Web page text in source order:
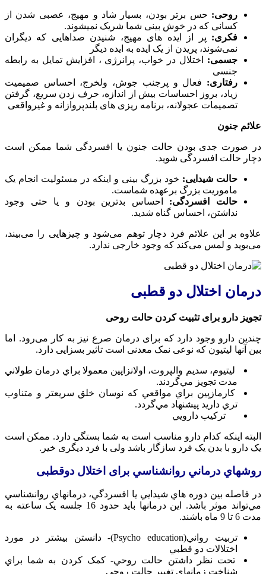
روحی: حس برتر بودن، بسیار شاد و مهیج، عصبی شدن از
کسانی که در خوش بینی شما شریک نمیشوند.
فکری: پر از ایده های مهیج، شنیدن صداهایی که دیگران
نمی‌شوند، پریدن از یک ایده به ایده دیگر
جسمی: اختلال در خواب، پرانرژی ، افزایش تمایل به رابطه
جنسی
رفتاری: فعال و پرجنب جوش، ولخرج، احساس صمیمیت
زیاد، بروز احساسات بیش از اندازه، حرف زدن سریع، گرفتن
تصمیمات عجولانه، برنامه ریزی های بلندپروازانه و غیرواقعی
علائم جنون
در صورت جدی بودن حالت جنون یا افسردگی شما ممکن است
دچار حالت افسردگی شوید.
حالت شیدایی: خود بزرگ بینی و اینکه در مسئولیت انجام یک
ماموریت بزرگ برعهده شماست.
حالت افسردگی: احساس بدترین بودن و یا حتی وجود
نداشتن، احساس گناه شدید.
علاوه بر این علائم فرد دچار توهم می‌شود و چیزهایی را می‌بیند،
می‌بوید و لمس می‌کند که وجود خارجی ندارد.
درمان اختلال دو قطبی
تجویز دارو برای تثبیت کردن حالت روحی
چندین دارو وجود دارد که برای درمان صرع نیز به کار می‌رود. اما
بین آنها لیتیون که نوعی نمک معدنی است تاثیر بسزایی دارد.
ليتيوم، سديم والپروت، اولانزاپين معمولا براي درمان طولاني
مدت تجويز مي‌گردند.
کارمازپين براي مواقعي که نوسان خلق سريعتر و متناوب
تري داريد پيشنهاد مي‌گردد.
ترکيب دارويي
البته اینکه کدام دارو مناسب است به شما بستگی دارد. ممکن است
یک دارو با بدن یک فرد سازگار باشد ولی با فرد دیگری خیر.
روشهاي درماني روانشناسي برای اختلال دوقطبی
در فاصله بين دوره هاي شيدايي يا افسردگي، درمانهاي روانشناسي
مي‌تواند موثر باشد. اين درمانها بايد حدود 16 جلسه يک ساعته به
مدت 6 تا 9 ماه باشند.
تربيت رواني(Psycho education)- دانستن بيشتر در مورد
اختلالات دو قطبي
تحت نظر داشتن حالت روحي- کمک کردن به شما براي
شناخت زمانهاي تغيير حالت روحي